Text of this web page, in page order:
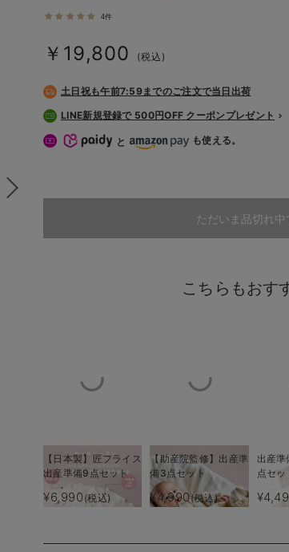
4件
￥19,800 (税込)
土日祝も午前7:59までのご注文で当日出荷
LINE新規登録で 500円OFF クーポンプレゼント
と も使える。
ただいま品切れ中
こちらもおす
【日本製】匠フライス
出産準備9点セット
¥6,990 (税込)
【助産院監修】出産準
備3点セット
¥4,990(税込)
出産
点セッ